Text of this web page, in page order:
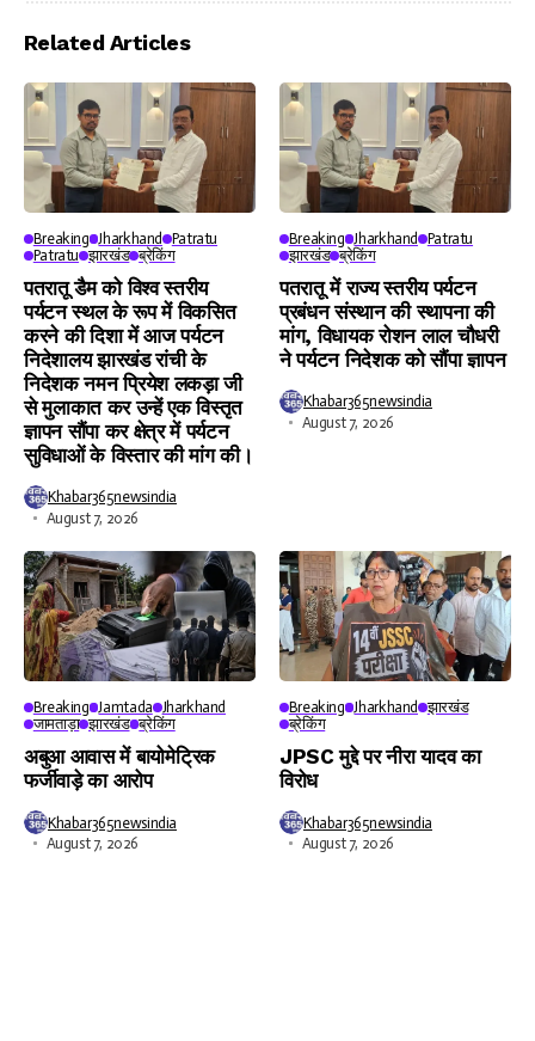
Player
Related Articles
Breaking Jharkhand
Patratu
Patratu झारखंड ब्रेकिंग
पतरातू डैम को विश्व स्तरीय
पर्यटन स्थल के रूप में विकसित
करने की दिशा में आज पर्यटन
निदेशालय झारखंड रांची के
निदेशक नमन प्रियेश लकड़ा जी
से मुलाकात कर उन्हें एक विस्तृत
ज्ञापन सौंपा कर क्षेत्र में पर्यटन
सुविधाओं के विस्तार की मांग की।
Khabar365newsindia
August 7, 2026
Breaking Jharkhand
Patratu
झारखंड ब्रेकिंग
पतरातू में राज्य स्तरीय पर्यटन
प्रबंधन संस्थान की स्थापना की
मांग, विधायक रोशन लाल चौधरी
ने पर्यटन निदेशक को सौंपा ज्ञापन
Khabar365newsindia
August 7, 2026
Breaking Jamtada Jharkhand
जामताड़ा झारखंड ब्रेकिंग
अबुआ आवास में बायोमेट्रिक
फर्जीवाड़े का आरोप
Khabar365newsindia
August 7, 2026
Breaking Jharkhand
झारखंड
ब्रेकिंग
JPSC मुद्दे पर नीरा यादव का
विरोध
Khabar365newsindia
August 7, 2026